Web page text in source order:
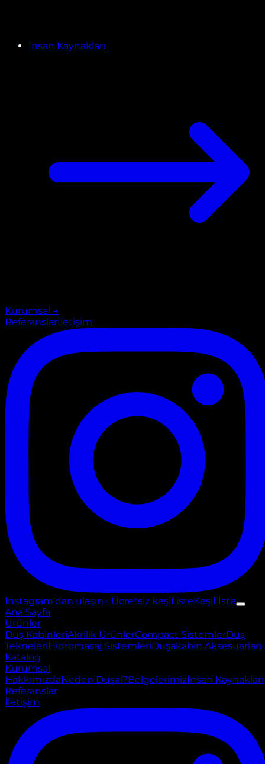
İnsan Kaynakları
Kurumsal →
Referanslarİletişim
Instagram'dan ulaşın+ Ücretsiz keşif isteKeşif İste
Ana Sayfa
Ürünler
Duş KabinleriAkrilik ÜrünlerCompact SistemlerDuş
TekneleriHidromasaj SistemleriDuşakabin Aksesuarları
Katalog
Kurumsal
HakkımızdaNeden Duşal?Belgelerimizİnsan Kaynakları
Referanslar
İletişim